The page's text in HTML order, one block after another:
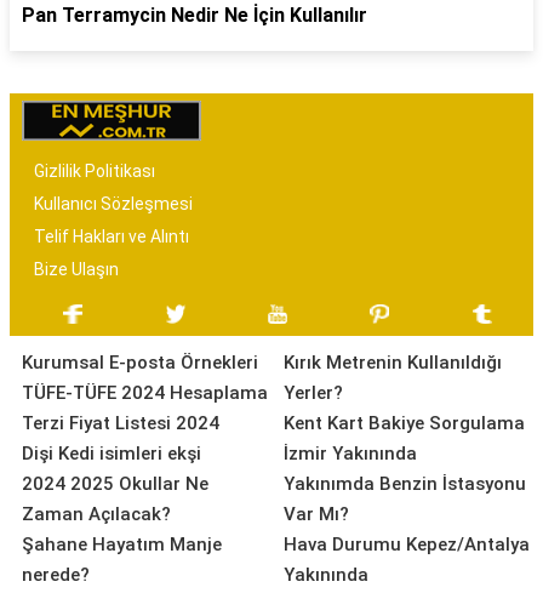
Pan Terramycin Nedir Ne İçin Kullanılır
Gizlilik Politikası
Kullanıcı Sözleşmesi
Telif Hakları ve Alıntı
Bize Ulaşın
Kurumsal E-posta Örnekleri
TÜFE-TÜFE 2024 Hesaplama
Terzi Fiyat Listesi 2024
Dişi Kedi isimleri ekşi
2024 2025 Okullar Ne
Zaman Açılacak?
Şahane Hayatım Manje
nerede?
Kırık Metrenin Kullanıldığı
Yerler?
Kent Kart Bakiye Sorgulama
İzmir Yakınında
Yakınımda Benzin İstasyonu
Var Mı?
Hava Durumu Kepez/Antalya
Yakınında